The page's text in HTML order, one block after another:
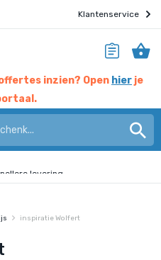
Klantenservice
inzien? Open hier je
experts voor jou
levering
inspiratie Wolfert